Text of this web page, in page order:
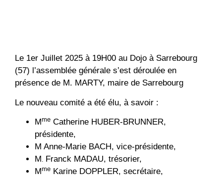
Le 1er Juillet 2025 à 19H00 au Dojo à Sarrebourg
(57) l’assemblée générale s’est déroulée en
présence de M. MARTY, maire de Sarrebourg
Le nouveau comité a été élu, à savoir :
Mme Catherine HUBER-BRUNNER,
présidente,
M Anne-Marie BACH, vice-présidente,
M Franck MADAU, trésorier,
Mme Karine DOPPLER, secrétaire,